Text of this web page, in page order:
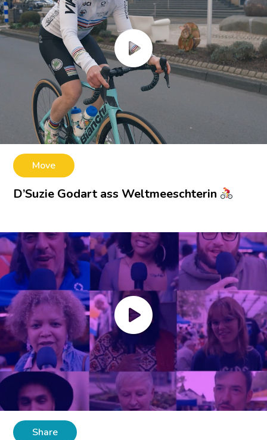
Move
D’Suzie Godart ass Weltmeeschterin
Share